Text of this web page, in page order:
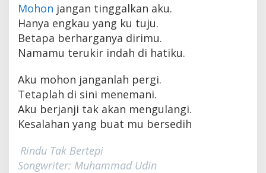
Mohon jangan tinggalkan aku.
Hanya engkau yang ku tuju.
Betapa berharganya dirimu.
Namamu terukir indah di hatiku.
Aku mohon janganlah pergi.
Tetaplah di sini menemani.
Aku berjanji tak akan mengulangi.
Kesalahan yang buat mu bersedih
Rindu Tak Bertepi
Songwriter: Muhammad Udin